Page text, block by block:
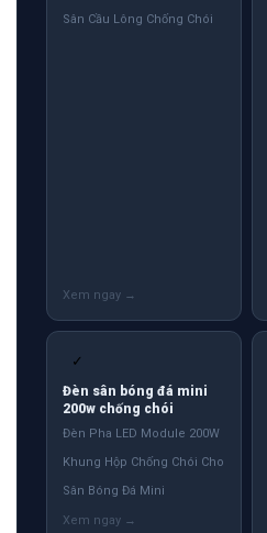
Sân Cầu Lông Chống Chói
✓
Đèn sân bóng đá mini
200w chống chói
Đèn Pha LED Module 200W
Khung Hộp Chống Chói Cho
Sân Bóng Đá Mini